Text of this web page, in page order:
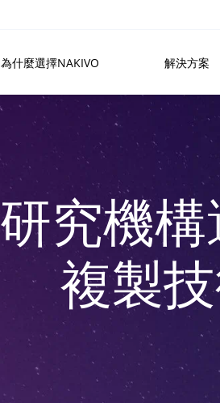
為什麼選擇NAKIVO 解決方案
研究機
複製